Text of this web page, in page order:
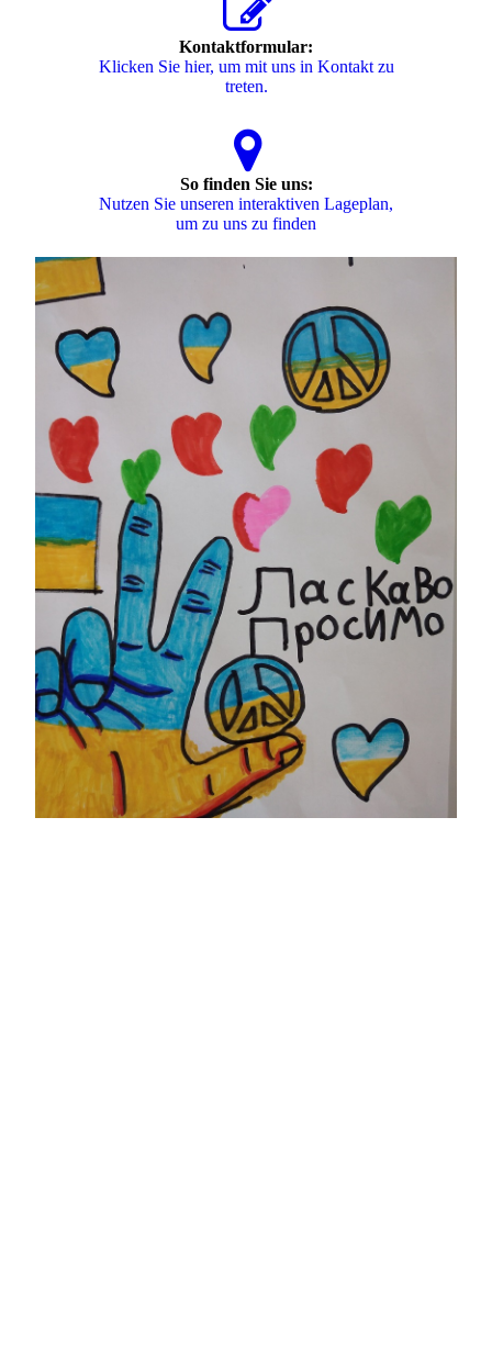
Kontaktformular:
Klicken Sie hier, um mit uns in Kontakt zu
treten.
So finden Sie uns:
Nutzen Sie unseren interaktiven La­ge­plan,
um zu uns zu finden